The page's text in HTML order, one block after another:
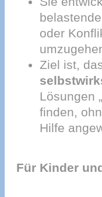
oder
Ziel ist,
Lösungen
finden,
Hilfe
Für Kinder